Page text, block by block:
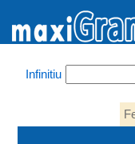
Infinitiu